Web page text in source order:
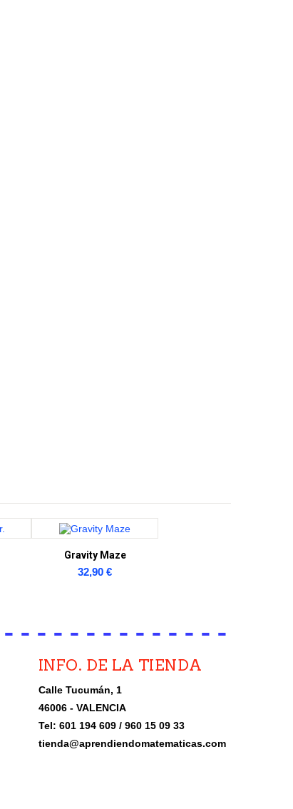
Gravity Maze
32,90 €
INFO. DE LA TIENDA
Calle Tucumán, 1
46006 - VALENCIA
Tel: 601 194 609 / 960 15 09 33
tienda@aprendiendomatematicas.com